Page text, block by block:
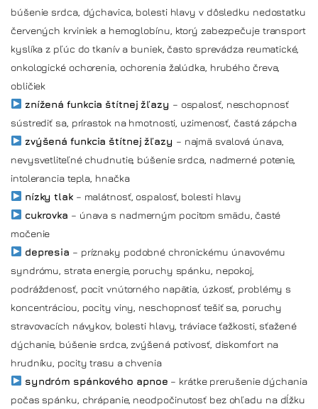
búšenie srdca, dýchavica, bolesti hlavy v dôsledku nedostatku
červených krviniek a hemoglobínu, ktorý zabezpečuje transport
kyslíka z pľúc do tkanív a buniek, často sprevádza reumatické,
onkologické ochorenia, ochorenia žalúdka, hrubého čreva,
obličiek
znížená funkcia štítnej žľazy – ospalosť, neschopnosť
sústrediť sa, prírastok na hmotnosti, uzimenosť, častá zápcha
zvýšená funkcia štítnej žľazy – najmä svalová únava,
nevysvetliteľné chudnutie, búšenie srdca, nadmerné potenie,
intolerancia tepla, hnačka
nízky tlak– malátnosť, ospalosť, bolesti hlavy
cukrovka – únava s nadmerným pocitom smädu, časté
močenie
depresia – príznaky podobné chronickému únavovému
syndrómu, strata energie, poruchy spánku, nepokoj,
podráždenosť, pocit vnútorného napätia, úzkosť, problémy s
koncentráciou, pocity viny, neschopnosť tešiť sa, poruchy
stravovacích návykov, bolesti hlavy, tráviace ťažkosti, sťažené
dýchanie, búšenie srdca, zvýšená potivosť, diskomfort na
hrudníku, pocity trasu a chvenia
syndróm spánkového apnoe – krátke prerušenie dýchania
počas spánku, chrápanie, neodpočinutosť bez ohľadu na dĺžku